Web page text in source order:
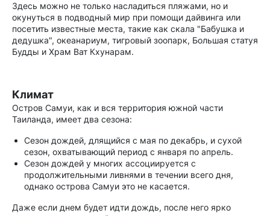
Здесь можно не только насладиться пляжами, но и
окунуться в подводный мир при помощи дайвинга или
посетить известные места, такие как скала "Бабушка и
дедушка", океанариум, тигровый зоопарк, Большая статуя
Будды и Храм Ват Кхунарам.
Климат
Остров Самуи, как и вся территория южной части
Таиланда, имеет два сезона:
Сезон дождей, длящийся с мая по декабрь, и сухой
сезон, охватывающий период с января по апрель.
Сезон дождей у многих ассоциируется с
продолжительными ливнями в течении всего дня,
однако острова Самуи это не касается.
Даже если днем будет идти дождь, после него ярко